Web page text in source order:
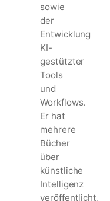
sowie
der
Entwicklung
KI-
gestützter
Tools
und
Workflows.
Er hat
mehrere
Bücher
über
künstliche
Intelligenz
veröffentlicht,